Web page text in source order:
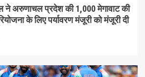
ने अरुणाचल प्रदेश की 1,000 मेगावाट की
के लिए पर्यावरण मंजूरी को मंजूरी दी